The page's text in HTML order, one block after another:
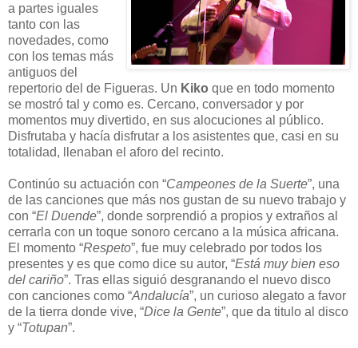
a partes iguales
tanto con las
novedades, como
con los temas más
antiguos del
repertorio del de Figueras. Un Kiko que en todo momento
se mostró tal y como es. Cercano, conversador y por
momentos muy divertido, en sus alocuciones al público.
Disfrutaba y hacía disfrutar a los asistentes que, casi en su
totalidad, llenaban el aforo del recinto.
Continúo su actuación con “Campeones de la Suerte”, una
de las canciones que más nos gustan de su nuevo trabajo y
con “El Duende”, donde sorprendió a propios y extraños al
cerrarla con un toque sonoro cercano a la música africana.
El momento “Respeto”, fue muy celebrado por todos los
presentes y es que como dice su autor, “Está muy bien eso
del cariño”. Tras ellas siguió desgranando el nuevo disco
con canciones como “Andalucía”, un curioso alegato a favor
de la tierra donde vive, “Dice la Gente”, que da titulo al disco
y “Totupan”.